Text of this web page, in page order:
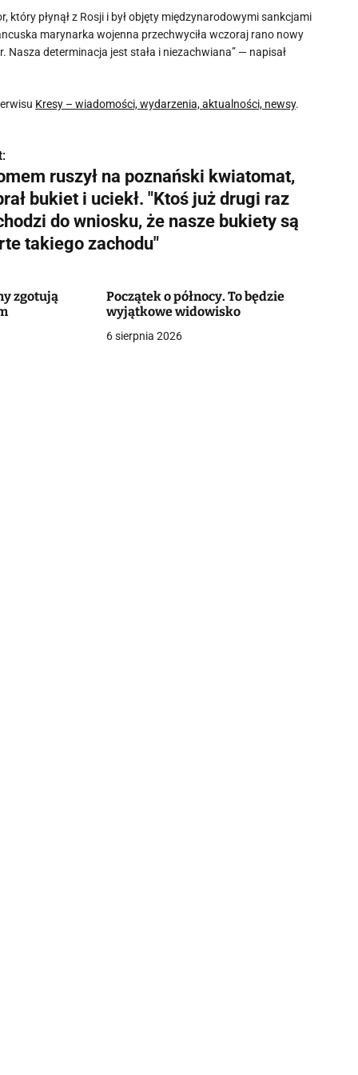
płynął z Rosji i był objęty międzynarodowymi sankcjami
marynarka wojenna przechwyciła wczoraj rano nowy
determinacja jest stała i niezachwiana” — napisał
Kresy – wiadomości, wydarzenia, aktualności, newsy.
ruszył na poznański kwiatomat,
bukiet i uciekł. "Ktoś już drugi raz
do wniosku, że nasze bukiety są
takiego zachodu"
zgotują
Początek o północy. To będzie
wyjątkowe widowisko
6 sierpnia 2026